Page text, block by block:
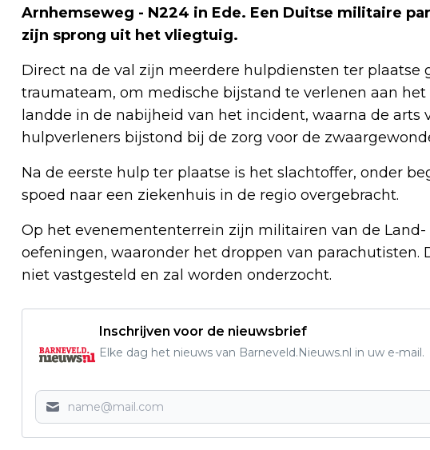
Arnhemseweg - N224 in Ede. Een Duitse militaire
zijn sprong uit het vliegtuig.
Direct na de val zijn meerdere hulpdiensten ter plaatse
traumateam, om medische bijstand te verlenen aan
landde in de nabijheid van het incident, waarna de
hulpverleners bijstond bij de zorg voor de
Na de eerste hulp ter plaatse is het slachtoffer, onder
spoed naar een ziekenhuis in de regio overgebracht.
Op het evenemententerrein zijn militairen van de
oefeningen, waaronder het droppen van parachutisten.
niet vastgesteld en zal worden onderzocht.
Inschrijven voor de nieuwsbrief
Elke dag het nieuws van Barneveld.Nieuws.nl in uw e-mail.